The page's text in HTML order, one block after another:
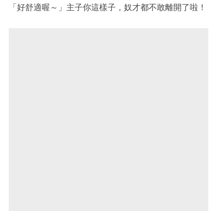
「好舒適喔～」主子你這樣子，奴才都不敢離開了啦！